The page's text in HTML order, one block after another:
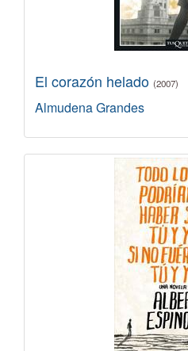
El corazón helado (2007)
Almudena Grandes